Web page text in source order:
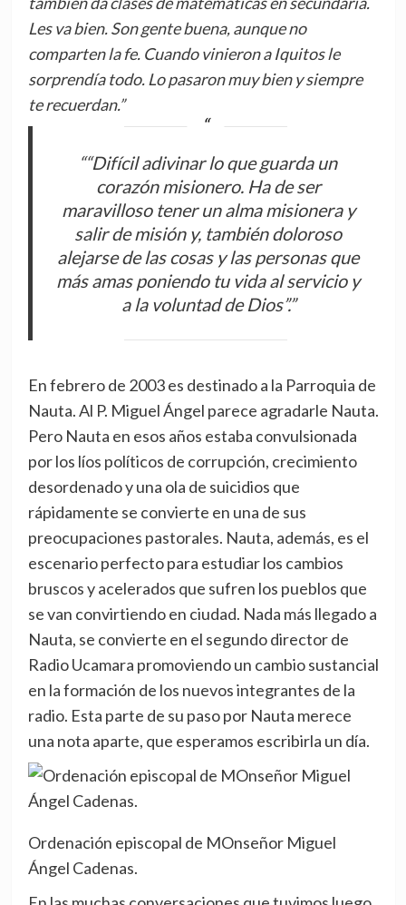
Les va bien. Son gente buena, aunque no
comparten la fe. Cuando vinieron a Iquitos le
sorprendía todo. Lo pasaron muy bien y siempre
te recuerdan.”
““Difícil adivinar lo que guarda un
corazón misionero. Ha de ser
maravilloso tener un alma misionera y
salir de misión y, también doloroso
alejarse de las cosas y las personas que
más amas poniendo tu vida al servicio y
a la voluntad de Dios”.”
En febrero de 2003 es destinado a la Parroquia de
Nauta. Al P. Miguel Ángel parece agradarle Nauta.
Pero Nauta en esos años estaba convulsionada
por los líos políticos de corrupción, crecimiento
desordenado y una ola de suicidios que
rápidamente se convierte en una de sus
preocupaciones pastorales. Nauta, además, es el
escenario perfecto para estudiar los cambios
bruscos y acelerados que sufren los pueblos que
se van convirtiendo en ciudad. Nada más llegado a
Nauta, se convierte en el segundo director de
Radio Ucamara promoviendo un cambio sustancial
en la formación de los nuevos integrantes de la
radio. Esta parte de su paso por Nauta merece
una nota aparte, que esperamos escribirla un día.
Ordenación episcopal de MOnseñor Miguel
Ángel Cadenas.